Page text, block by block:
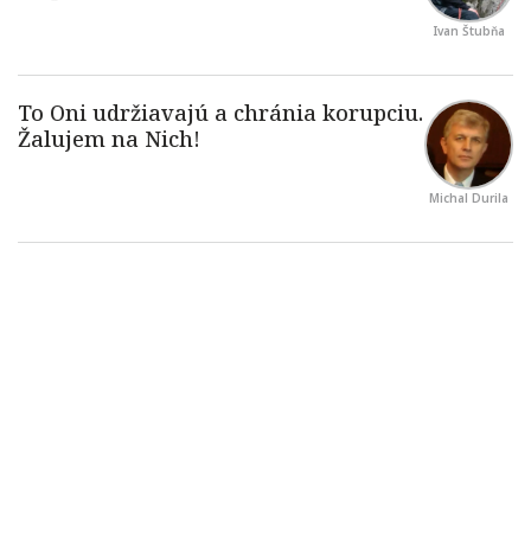
Ivan Štubňa
Michal Durila